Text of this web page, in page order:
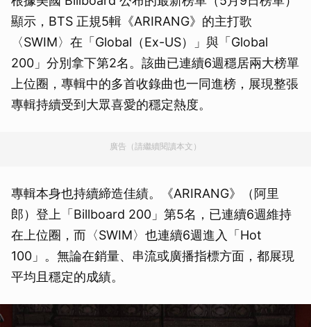
顯示，BTS 正規5輯《ARIRANG》的主打歌
〈SWIM〉在「Global（Ex-US）」與「Global
200」分別拿下第2名。該曲已連續6週穩居兩大榜單
上位圈，專輯中的多首收錄曲也一同進榜，展現整張
專輯持續受到大眾喜愛的穩定熱度。
廣告（請繼續閱讀本文）
專輯本身也持續締造佳績。《ARIRANG》（阿里
郎）登上「Billboard 200」第5名，已連續6週維持
在上位圈，而〈SWIM〉也連續6週進入「Hot
100」。無論在銷量、串流或廣播指標方面，都展現
平均且穩定的成績。